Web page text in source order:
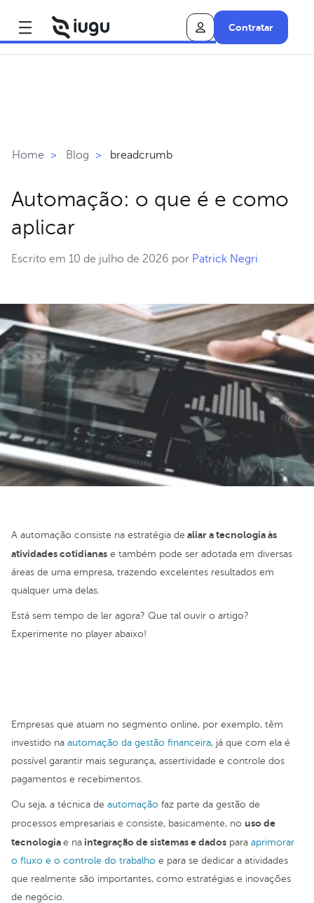
Contratar
Home > Blog > breadcrumb
Automação: o que é e como
aplicar
Escrito em 10 de julho de 2026 por Patrick Negri
A automação consiste na estratégia de aliar a tecnologia às
atividades cotidianas e também pode ser adotada em diversas
áreas de uma empresa, trazendo excelentes resultados em
qualquer uma delas.
Está sem tempo de ler agora? Que tal ouvir o artigo?
Experimente no player abaixo!
Empresas que atuam no segmento online, por exemplo, têm
investido na automação da gestão financeira, já que com ela é
possível garantir mais segurança, assertividade e controle dos
pagamentos e recebimentos.
Ou seja, a técnica de automação faz parte da gestão de
processos empresariais e consiste, basicamente, no uso de
tecnologia e na integração de sistemas e dados para aprimorar
o fluxo e o controle do trabalho e para se dedicar a atividades
que realmente são importantes, como estratégias e inovações
de negócio.